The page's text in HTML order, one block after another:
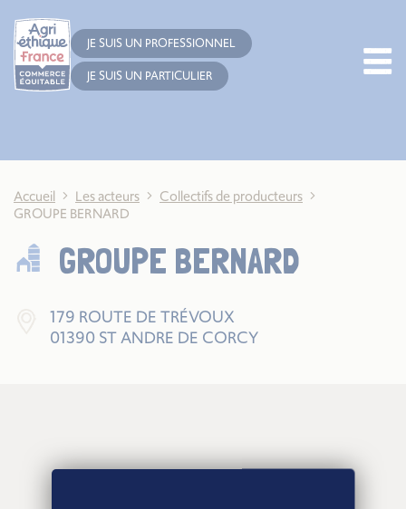
JE SUIS UN PROFESSIONNEL
JE SUIS UN PARTICULIER
Accueil Les acteurs
Collectifs de producteurs
GROUPE BERNARD
GROUPE BERNARD
179 ROUTE DE TRÉVOUX
01390 ST ANDRE DE CORCY